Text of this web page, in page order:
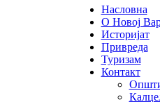
Насловна
О Новој
Историјат
Привреда
Туризам
Контакт